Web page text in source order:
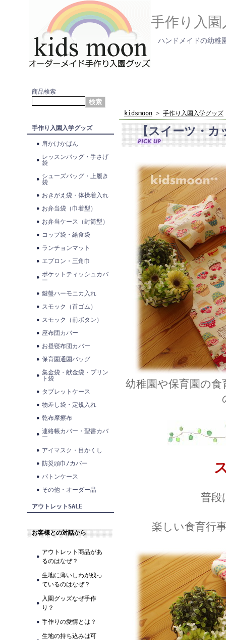
手作り入
ハンドメイドの幼稚
商品検索
手作り入園入学グッズ
肩かけかばん
レッスンバッグ・手さげ
袋
シューズバッグ・上履き
袋
おきがえ袋・体操着入れ
お弁当袋（巾着型）
お弁当ケース（封筒型）
コップ袋・給食袋
ランチョンマット
エプロン・三角巾
ポケットティッシュカバ
ー
鍵盤ハーモニカ入れ
スモック（首ゴム）
スモック（前ボタン）
座布団カバー
お昼寝布団カバー
保育園通園バッグ
集金袋・献金袋・プリン
ト袋
タブレットケース
物差し袋・定規入れ
乾布摩擦布
連絡帳カバー・聖書カバ
ー
アイマスク・目かくし
防災頭巾/カバー
バトンケース
その他・オーダー品
アウトレットSALE
お客様との対話から
アウトレット商品があ
るのはなぜ？
生地に薄いしわが残っ
ているのはなぜ？
入園グッズなぜ手作
り？
手作りの愛情とは？
生地の持ち込みは可
kidsmoon > 手作り入園入学グッズ
【スイーツ・カ
幼稚園や保育園の
普段
楽しい食育行